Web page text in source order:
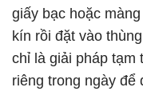
giấy bạc hoặc
kín rồi đặt vào
chỉ là giải pháp tạm
riêng trong ngày để